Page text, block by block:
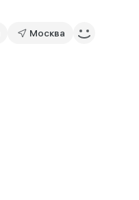
Москва